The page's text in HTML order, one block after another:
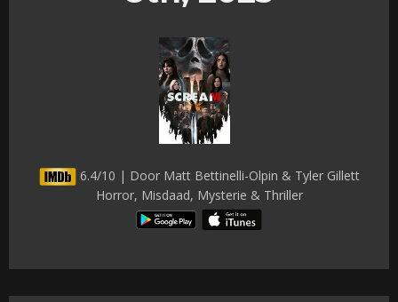
6.4/10 | Door Matt Bettinelli-Olpin & Tyler Gillett
Horror, Misdaad, Mysterie & Thriller